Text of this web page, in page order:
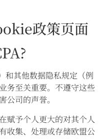
政策页面
和其他数据隐私规定（例
务至关重要。不遵守这些
公司的声誉。
赋予个人更大的对其个人
收集、处理或存储欧盟公